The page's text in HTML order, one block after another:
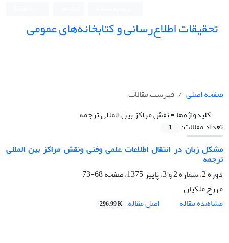
تحقیقات اطلاع‌رسانی و کتابخانه‌های عمومی
صفحه اصلی
فهرست مقالات
کلیدواژه‌ها =نقش مراکز بین المللی ترجمه
تعداد مقالات:
1
مشکل زبان در انتقال اطلاعات علمی وفنی ونقش مراکز بین المللی
ترجمه
دوره 2، شماره 2 و 3، پاییز 1375، صفحه
68-73
مهرخ ملکیان
مشاهده مقاله
اصل مقاله 296.99 K